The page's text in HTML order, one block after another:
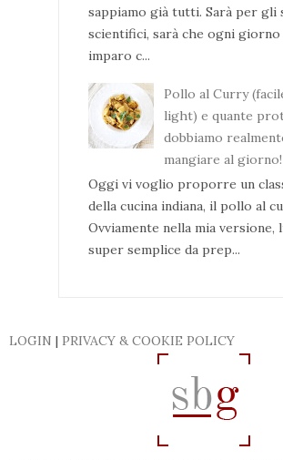
sappiamo già tutti. Sarà per gli
scientifici, sarà che ogni giorno
imparo c...
Pollo al Curry
light) e quante
dobbiamo
mangiare al giorno!
Oggi vi voglio proporre un
della cucina indiana, il pollo al
Ovviamente nella mia versione,
super semplice da prep...
LOGIN | PRIVACY & COOKIE POLICY